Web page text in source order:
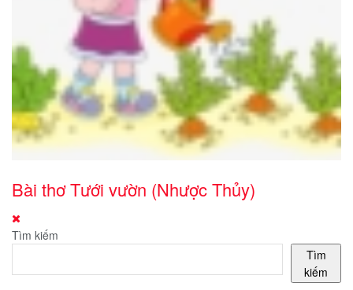
Bài thơ Tưới vườn (Nhược Thủy)
Tìm kiếm
Tìm
kiếm